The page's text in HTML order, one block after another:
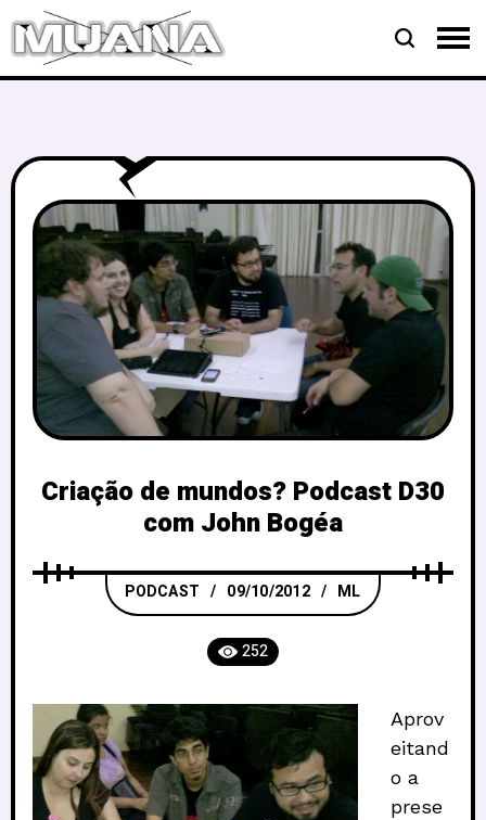
Criação de mundos? Podcast D30
com John Bogéa
PODCAST 09/10/2012 ML
252
Aprov
eitand
o a
prese